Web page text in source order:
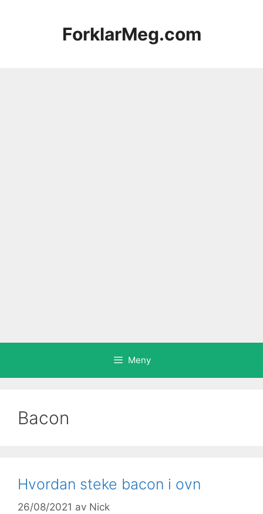
ForklarMeg.com
Meny
Bacon
Hvordan steke bacon i ovn
26/08/2021 av Nick